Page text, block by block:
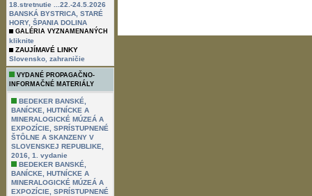
18.stretnutie ...22.-24.5.2026
BANSKÁ BYSTRICA, STARÉ
HORY, ŠPANIA DOLINA
GALÉRIA VYZNAMENANÝCH
kliknite
ZAUJÍMAVÉ LINKY
Slovensko zahraničie
VYDANÉ PROPAGAČNO-
INFORMAČNÉ MATERIÁLY
BEDEKER BANSKÉ,
BANÍCKE, HUTNÍCKE A
MINERALOGICKÉ MÚZEÁ A
EXPOZÍCIE, SPRÍSTUPNENÉ
ŠTÔLNE A SKANZENY V
SLOVENSKEJ REPUBLIKE,
2016, 1. vydanie
BEDEKER BANSKÉ,
BANÍCKE, HUTNÍCKE A
MINERALOGICKÉ MÚZEÁ A
EXPOZÍCIE, SPRÍSTUPNENÉ